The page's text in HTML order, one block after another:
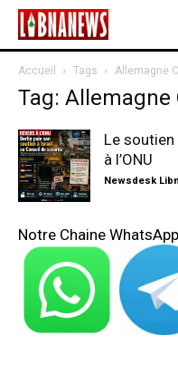
Accueil Tags Allemagne
Tag: Allemagne
Le
à l’ONU
Newsdesk
Notre Chaine